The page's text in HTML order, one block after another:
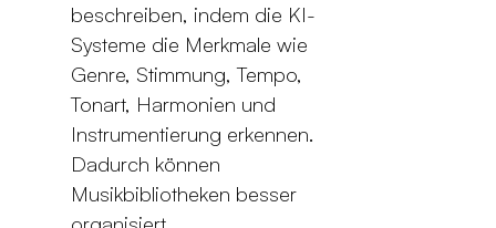
beschreiben, indem die KI-
Systeme die Merkmale wie
Genre, Stimmung, Tempo,
Tonart, Harmonien und
Instrumentierung erkennen.
Dadurch können
Musikbibliotheken besser